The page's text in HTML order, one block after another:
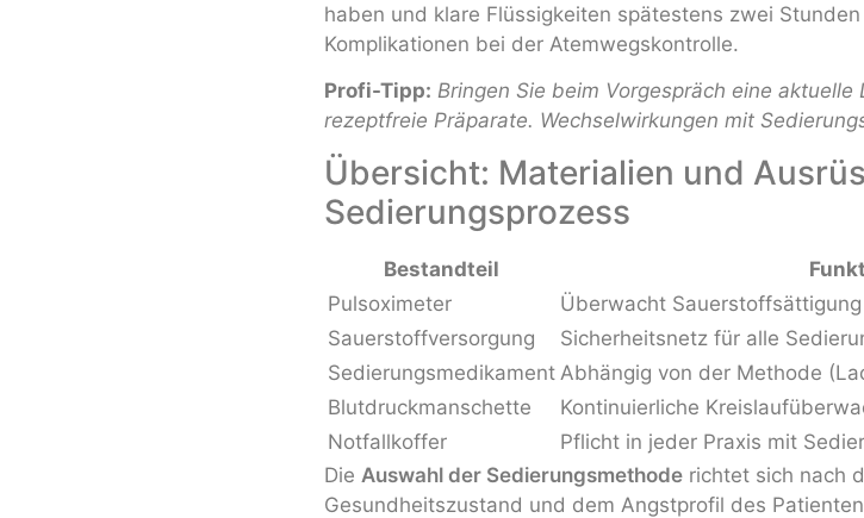
haben und klare Flüssigkeiten spätestens zwei
Komplikationen bei der Atemwegskontrolle.
Profi-Tipp: Bringen Sie beim Vorgespräch eine
rezeptfreie Präparate. Wechselwirkungen mit
Übersicht: Materialien und
Sedierungsprozess
Bestandteil
Pulsoximeter
Überwacht
Sauerstoffversorgung
Sicherheitsnetz für alle
Sedierungsmedikament Abhängig von der Methode
Blutdruckmanschette
Kontinuierliche
Notfallkoffer
Pflicht in jeder Praxis mit
Die Auswahl der Sedierungsmethode richtet sich nach
Gesundheitszustand und dem Angstprofil des